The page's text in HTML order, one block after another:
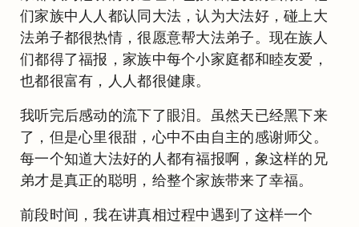
们家族中人人都认同大法，认为大法好，碰上大
法弟子都很热情，很愿意帮大法弟子。现在族人
们都得了福报，家族中每个小家庭都和睦友爱，
也都很富有，人人都很健康。
我听完后感动的流下了眼泪。虽然天已经黑下来
了，但是心里很甜，心中不由自主的感谢师父。
每一个知道大法好的人都有福报啊，象这样的兄
弟才是真正的聪明，给整个家族带来了幸福。
前段时间，我在讲真相过程中遇到了这样一个